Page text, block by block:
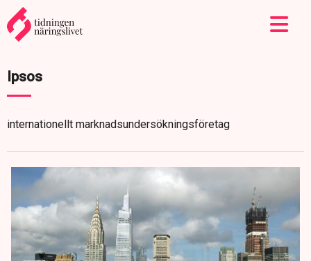
Ipsos
internationellt marknadsundersökningsföretag